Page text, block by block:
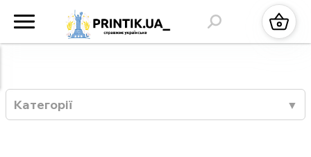
Категорії